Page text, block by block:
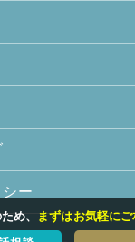
め、 まずはお気軽にご
ー